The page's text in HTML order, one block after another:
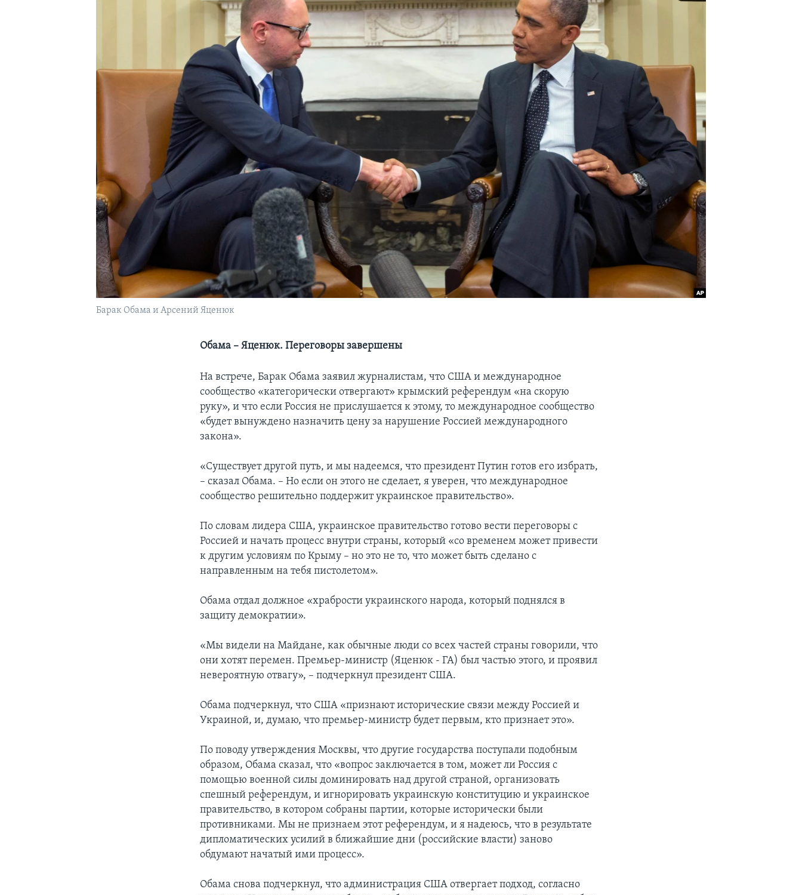
Барак Обама и Арсений Яценюк
Обама – Яценюк. Переговоры завершены
На встрече, Барак Обама заявил журналистам, что США и международное
сообщество «категорически отвергают» крымский референдум «на скорую
руку», и что если Россия не прислушается к этому, то международное сообщество
«будет вынуждено назначить цену за нарушение Россией международного
закона».
«Существует другой путь, и мы надеемся, что президент Путин готов его избрать,
– сказал Обама. – Но если он этого не сделает, я уверен, что международное
сообщество решительно поддержит украинское правительство».
По словам лидера США, украинское правительство готово вести переговоры с
Россией и начать процесс внутри страны, который «со временем может привести
к другим условиям по Крыму – но это не то, что может быть сделано с
направленным на тебя пистолетом».
Обама отдал должное «храбрости украинского народа, который поднялся в
защиту демократии».
«Мы видели на Майдане, как обычные люди со всех частей страны говорили, что
они хотят перемен. Премьер-министр (Яценюк - ГА) был частью этого, и проявил
невероятную отвагу», – подчеркнул президент США.
Обама подчеркнул, что США «признают исторические связи между Россией и
Украиной, и, думаю, что премьер-министр будет первым, кто признает это».
По поводу утверждения Москвы, что другие государства поступали подобным
образом, Обама сказал, что «вопрос заключается в том, может ли Россия с
помощью военной силы доминировать над другой страной, организовать
спешный референдум, и игнорировать украинскую конституцию и украинское
правительство, в котором собраны партии, которые исторически были
противниками. Мы не признаем этот референдум, и я надеюсь, что в результате
дипломатических усилий в ближайшие дни (российские власти) заново
обдумают начатый ими процесс».
Обама снова подчеркнул, что администрация США отвергает подход, согласно